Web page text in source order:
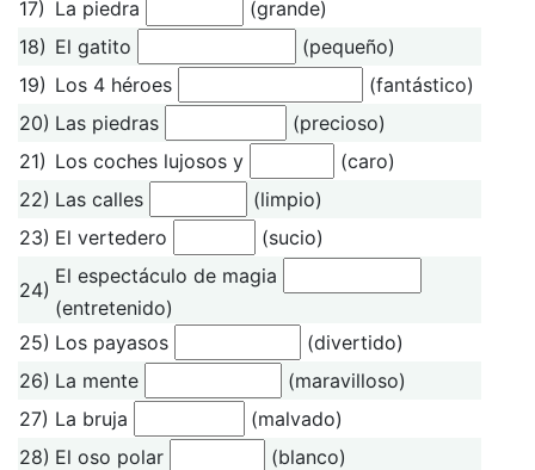
17) La piedra
(grande)
18) El gatito
(pequeño)
19) Los 4 héroes
(fantástico)
20) Las piedras
(precioso)
21) Los coches lujosos y
(caro)
22) Las calles
(limpio)
23) El vertedero (sucio)
24)
El espectáculo de magia
(entretenido)
25) Los payasos
(divertido)
26) La mente
(maravilloso)
27) La bruja
(malvado)
28) El oso polar
(blanco)